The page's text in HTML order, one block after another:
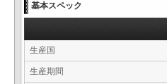
基本スペック
生産国
生産期間